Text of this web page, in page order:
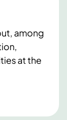
among
at the